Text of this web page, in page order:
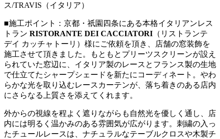
ス/TRAVIS（イタリア）
■施工ポイント：京都・祇園四条にある本格イタリアンレス
トラン RISTORANTE DEI CACCIATORI （リストランテ
デイ カッチャトーリ）様にご依頼を頂き、店舗の窓装飾を
施工させて頂きました。もともとプリーツスクリーンが設え
られていた窓辺に、イタリア製のレースとフランス製の生地
で仕立てたシャープシェードを新たにコーディネート。やわ
らかな光を取り込むレースカーテンが、落ち着きのある店内
にさらなる上質さを添えてくれます。
外からの視線を程よく遮りながらも自然光を優しく通し、店
内には明るく温かみのある雰囲気が広がります。刺繍の入っ
たチュールレースは、ナチュラルなテーブルクロスや木製チ